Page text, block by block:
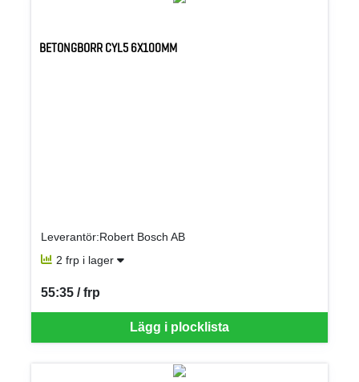
BETONGBORR CYL5 6X100MM
Leverantör:Robert Bosch AB
2 frp i lager
Lägg i plocklista
55:35 / frp
SEK per FRP